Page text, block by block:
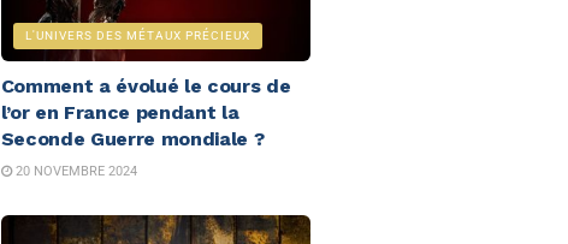
L'UNIVERS DES MÉTAUX PRÉCIEUX
Comment a évolué le cours de
l’or en France pendant la
Seconde Guerre mondiale ?
20 NOVEMBRE 2024